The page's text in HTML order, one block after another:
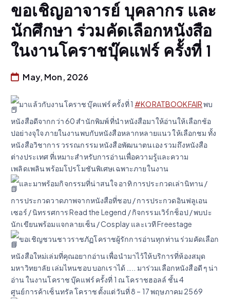
ขอเชิญอาจารย์ บุคลากร และ
นักศึกษา ร่วมคัดเลือกหนังสือ
ในงานโคราชบุ๊คแฟร์ ครั้งที่ 1
May, Mon, 2026
มาแล้วกับงานโคราช บุ๊คแฟร์ ครั้งที่ 1 #KORATBOOKFAIRพบ
หนังสือดีจากกว่า 60 สำนักพิมพ์ ที่นำหนังสือมาให้อ่านให้เลือกช้อ
ปอย่างจุใจ ภายในงานพบกับหนังสือหลากหลายแนว ให้เลือกชม ทั้ง
หนังสือวิชาการ วรรณกรรม หนังสือพัฒนาตนเอง รวมถึงหนังสือ
ต่างประเทศ ที่เหมาะสำหรับการอ่านเพื่อความรู้และความ
เพลิดเพลิน พร้อมโปรโมชันพิเศษเฉพาะภายในงาน
และมาพร้อมกิจกรรมที่น่าสนใจ อาทิ การประกวดเล่านิทาน /
การประกวดวาดภาพจากหนังสือที่ชอบ / การประกวดอินฟลูเอน
เซอร์ / นิทรรศการ Read the Legend / กิจกรรมเวิร์กช็อป / พบปะ
นักเขียนพร้อมแจกลายเซ็น / Cosplay และเวที Freestage
ขอเชิญชวนชาวราชภัฏโคราชผู้รักการอ่านทุกท่าน ร่วมคัดเลือก
หนังสือใหม่เล่มที่คุณอยากอ่าน เพื่อนำมาไว้ให้บริการที่ห้องสมุด
มหาวิทยาลัย เล่มไหนชอบ บอกเราได้ ….. มาร่วมเลือกหนังสือดี ๆ น่า
อ่าน ในงานโคราช บุ๊คแฟร์ ครั้งที่ 1 ณ โคราชฮอลล์ ชั้น 4
ศูนย์การค้าเซ็นทรัล โคราช ตั้งแต่วันที่ 8 – 17 พฤษภาคม 2569